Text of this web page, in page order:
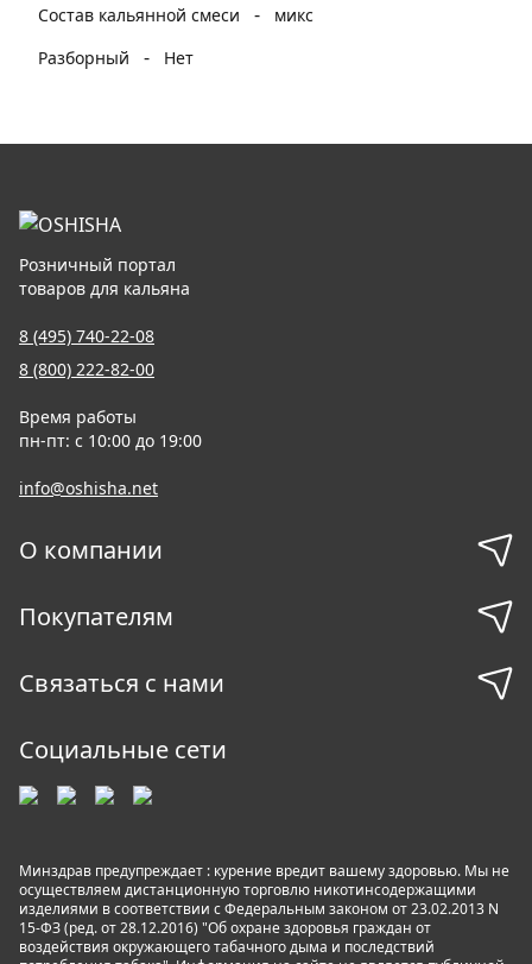
Состав кальянной смеси
-
микс
Разборный
- Нет
Розничный портал
товаров для кальяна
8 (495) 740-22-08
8 (800) 222-82-00
Время работы
пн-пт: с 10:00 до 19:00
info@oshisha.net
О компании
Покупателям
Связаться с нами
Социальные сети
Минздрав предупреждает : курение вредит вашему здоровью. Мы не
осуществляем дистанционную торговлю никотинсодержащими
изделиями в соответствии с Федеральным законом от 23.02.2013 N
15-ФЗ (ред. от 28.12.2016) "Об охране здоровья граждан от
воздействия окружающего табачного дыма и последствий